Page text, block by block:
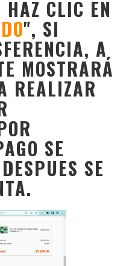
HAZ CLIC EN
", SI
A
MOSTRARÁ
REALIZAR
SE
SE